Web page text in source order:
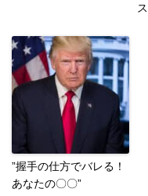
ス
”握手の仕方でバレる！
あなたの〇〇”